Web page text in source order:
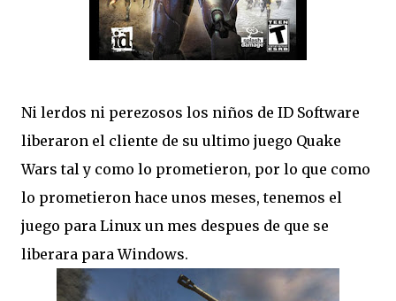
Ni lerdos ni perezosos los niños de ID Software
liberaron el cliente de su ultimo juego Quake
Wars tal y como lo prometieron, por lo que como
lo prometieron hace unos meses, tenemos el
juego para Linux un mes despues de que se
liberara para Windows.